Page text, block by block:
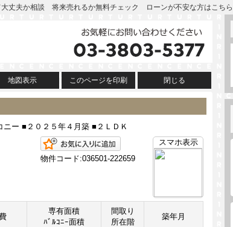
大丈夫か相談 将来売れるか無料チェック ローンが不安な方はこちら
地図表示 このページを印刷 閉じる
ー ■２０２５年４月築 ■２ＬＤＫ
スマホ表示
お気に入りに追加
物件コード:036501-222659
専有面積
ﾊﾞﾙｺﾆｰ面積
間取り
所在階
築年月